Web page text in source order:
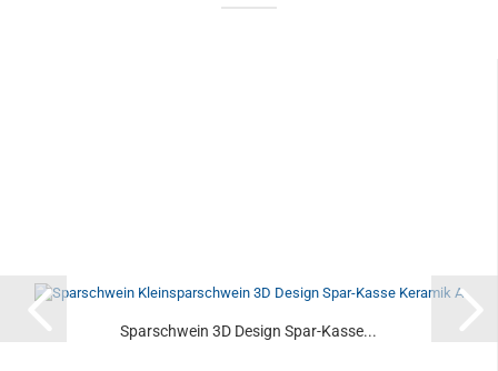
Sparschwein 3D Design Spar-Kasse...